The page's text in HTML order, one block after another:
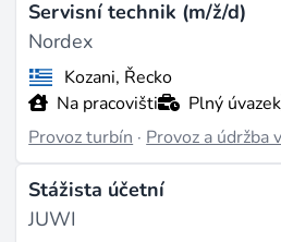
Servisní technik (m/ž/d)
Nordex
Kozani, Řecko
Na pracovišti
Plný úvazek
Provoz turbín · Provoz a údržba
Stážista účetní
JUWI